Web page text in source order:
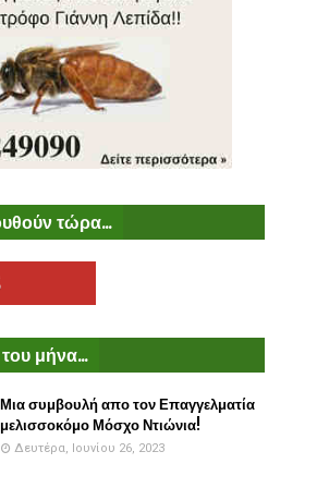
τώρα...
μήνα...
Μια συμβουλή απο τον Επαγγελματία
μελισσοκόμο Μόσχο Ντιώνια!
Δευτέρα, Ιουνίου 26, 2023